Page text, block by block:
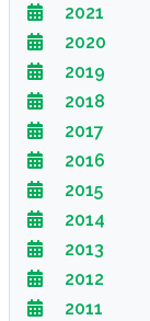
2021
2020
2019
2018
2017
2016
2015
2014
2013
2012
2011